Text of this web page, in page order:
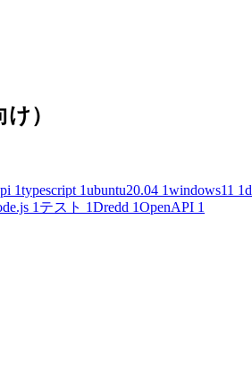
）
1typescript 1ubuntu20.04 1windows11 1
1 テスト 1Dredd 1OpenAPI 1